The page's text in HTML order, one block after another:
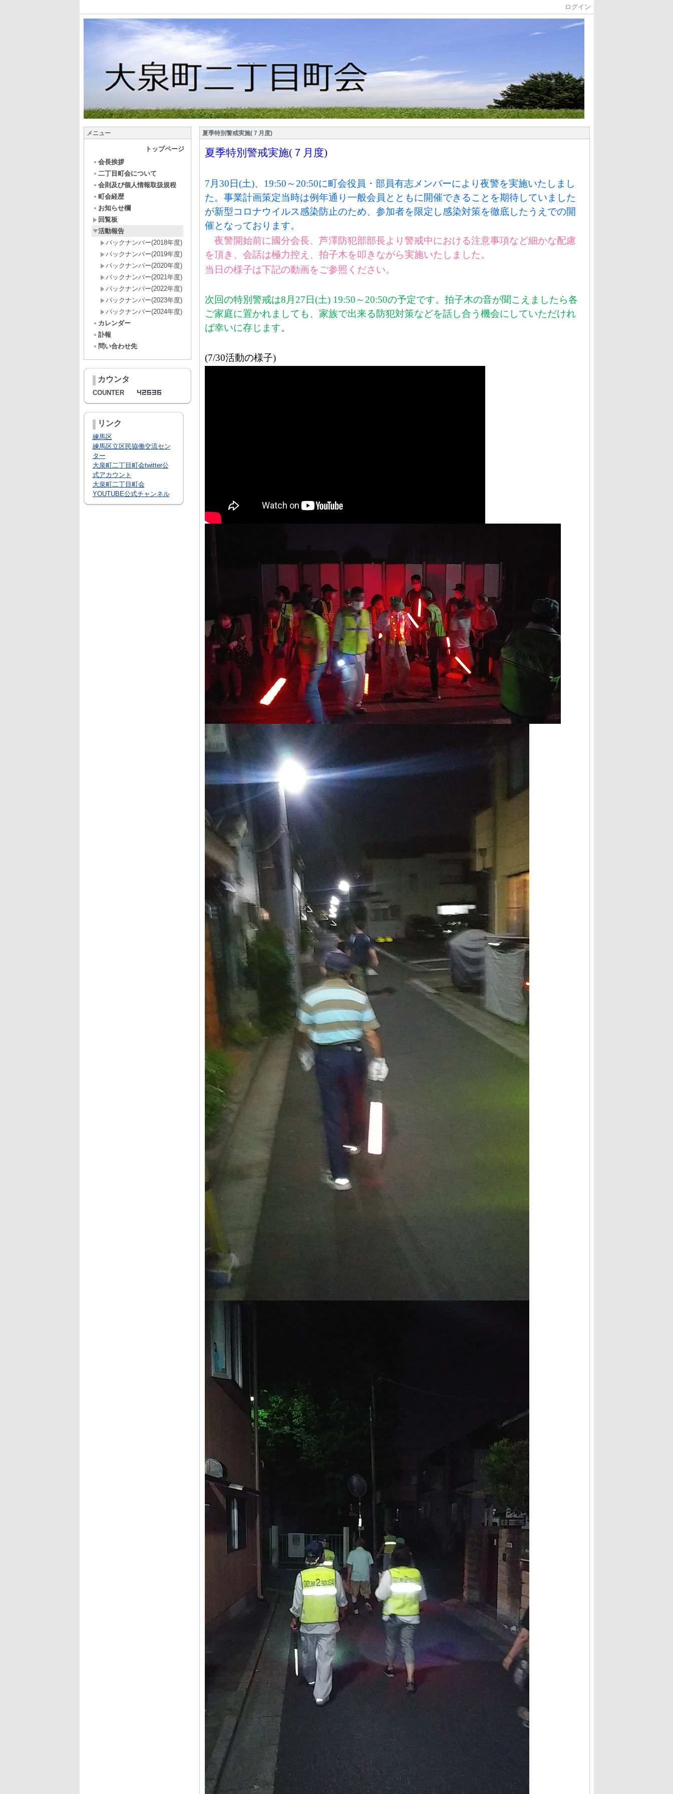
ログイン
メニュー
トップページ
会長挨拶
二丁目町会について
会則及び個人情報取扱規程
町会経歴
お知らせ欄
回覧板
活動報告
バックナンバー(2018年度)
バックナンバー(2019年度)
バックナンバー(2020年度)
バックナンバー(2021年度)
バックナンバー(2022年度)
バックナンバー(2023年度)
バックナンバー(2024年度)
カレンダー
訃報
問い合わせ先
カウンタ
COUNTER
リンク
練馬区
練馬区立区民協働交流セン
ター
大泉町二丁目町会twitter公
式アカウント
大泉町二丁目町会
YOUTUBE公式チャンネル
夏季特別警戒実施(７月度)
夏季特別警戒実施(７月度)
7 月 30 日(土)、 19:50 ～ 20:50に町会役員・部員有志メンバーにより夜警を実施いたしまし
た。事業計画策定当時は例年通り一般会員とともに開催できることを期待していました
が新型コロナウイルス感染防止のため、参加者を限定し感染対策を徹底したうえでの開
催となっております。
夜警開始前に國分会長、芦澤防犯部部長より警戒中における注意事項など細かな配慮
を頂き、会話は極力控え、拍子木を叩きながら実施いたしました。
当日の様子は下記の動画をご参照ください。
次回の特別警戒は8 月 27 日(土) 19:50 ～ 20:50の予定です。拍子木の音が聞こえましたら各
ご家庭に置かれましても、家族で出来る防犯対策などを話し合う機会にしていただけれ
ば幸いに存じます。
(7/30活動の様子)